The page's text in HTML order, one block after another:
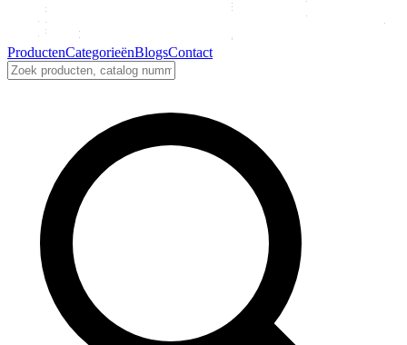
ProductenCategorieënBlogsContact